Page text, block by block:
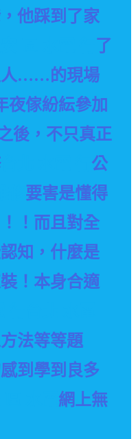
他踩到了家
了
人……的現場
夜傢紛紜參加
後，不只真正
台北 水電 行 公
要害是懂得
！而且對全
知，什麼是
！本身合適
法等等題
到學到良多
網上無